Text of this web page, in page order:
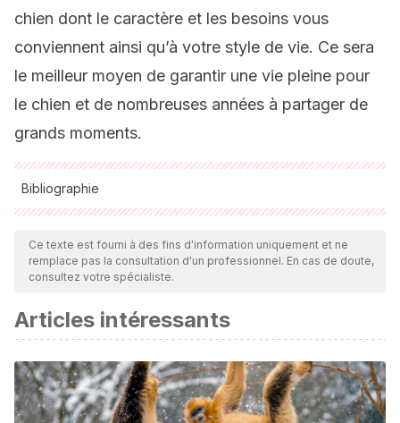
chien dont le caractère et les besoins vous
conviennent ainsi qu’à votre style de vie. Ce sera
le meilleur moyen de garantir une vie pleine pour
le chien et de nombreuses années à partager de
grands moments.
Bibliographie
Toutes les sources citées ont été examinées en profondeur
par notre équipe pour garantir leur qualité, leur fiabilité, leur
actualité et leur validité. La bibliographie de cet article a été
ou scientifique
Perros policía y de seguridad privada – Fundación El Hogar
(s. f.). Fundación el Hogar. Recuperado 25 de agosto de
2021, de https://fundacionelhogar.org/perros-policia-y-de-
seguridad-privada/
Ce texte est fourni à des fins d'information uniquement et ne
remplace pas la consultation d'un professionnel. En cas de doute,
consultez votre spécialiste.
Articles intéressants